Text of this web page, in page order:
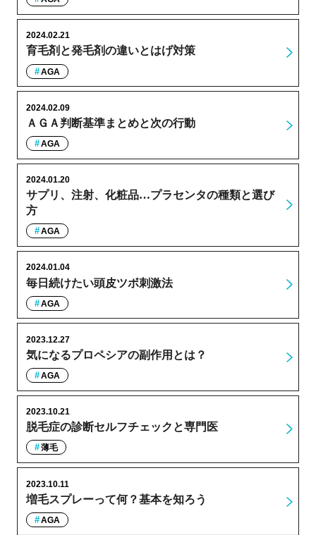
育毛剤と発毛剤の違いとはげ対策
2024.02.21
AGA
ＡＧＡ判断基準まとめと次の行動
2024.02.09
AGA
サプリ、注射、化粧品…プラセンタの種類と選び
方
2024.01.20
AGA
毎日続けたい頭皮ツボ刺激法
2024.01.04
AGA
気になるプロペシアの副作用とは？
2023.12.27
AGA
脱毛症の診断セルフチェックと専門医
2023.10.21
薄毛
増毛スプレーって何？基本を知ろう
2023.10.11
AGA